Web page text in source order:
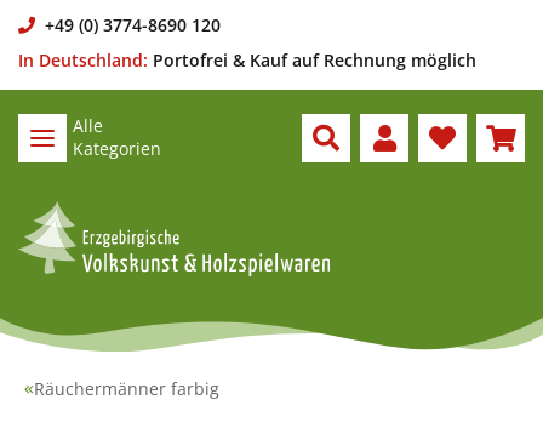
+49 (0) 3774-8690 120
In Deutschland: Portofrei & Kauf auf Rechnung möglich
Alle
Kategorien
Räuchermänner farbig